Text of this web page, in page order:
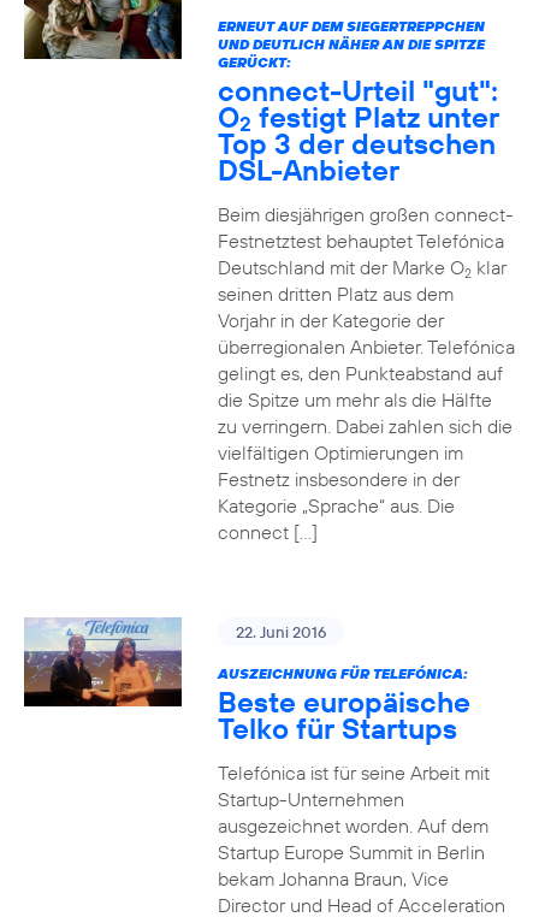
ERNEUT AUF DEM SIEGERTREPPCHEN
UND DEUTLICH NÄHER AN DIE SPITZE
GERÜCKT:
connect-Urteil "gut":
O2 festigt Platz unter
Top 3 der deutschen
DSL-Anbieter
Beim diesjährigen großen connect-
Festnetztest behauptet Telefónica
Deutschland mit der Marke O2klar
seinen dritten Platz aus dem
Vorjahr in der Kategorie der
überregionalen Anbieter. Telefónica
gelingt es, den Punkteabstand auf
die Spitze um mehr als die Hälfte
zu verringern. Dabei zahlen sich die
vielfältigen Optimierungen im
Festnetz insbesondere in der
Kategorie „Sprache“ aus. Die
connect […]
22. Juni 2016
AUSZEICHNUNG FÜR TELEFÓNICA:
Beste europäische
Telko für Startups
Telefónica ist für seine Arbeit mit
Startup-Unternehmen
ausgezeichnet worden. Auf dem
Startup Europe Summit in Berlin
bekam Johanna Braun, Vice
Director und Head of Acceleration